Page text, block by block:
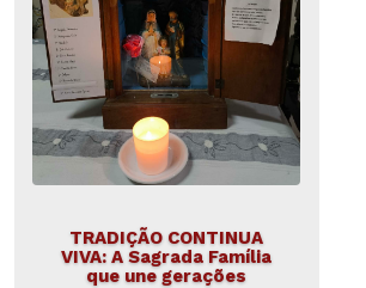
TRADIÇÃO CONTINUA
VIVA: A Sagrada Família
que une gerações